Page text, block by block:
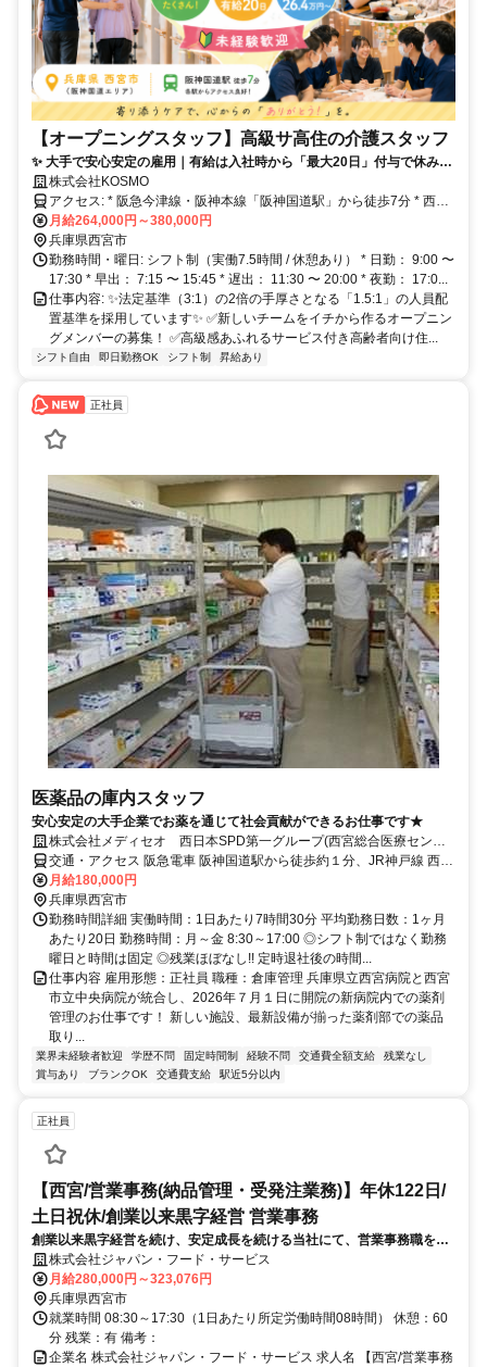
【オープニングスタッフ】高級サ高住の介護スタッフ
✨ 大手で安心安定の雇用｜有給は入社時から「最大20日」付与で休みや
すさ抜群 ✨ 月収26.4万円〜38万円＋賞与年2回（平均3.3ヶ月分） ✨ 未
経験・無資格からプロを目指せる手厚いOJT研修＆資格取得支援あり ✨
育児手当（月2万円）や住宅手当（最大3万円）など生活を支える福利厚
生が充実！
株式会社KOSMO
アクセス: * 阪急今津線・阪神本線「阪神国道駅」から徒歩7分 * 西宮
駅、今津駅、西宮北口駅、三ノ宮駅、元町駅、御影駅、甲子園駅、尼
崎駅からもアクセス抜群！ ※マイカー通勤も相談可能です◎
月給264,000円～380,000円
兵庫県西宮市
勤務時間・曜日: シフト制（実働7.5時間 / 休憩あり） * 日勤： 9:00 〜
17:30 * 早出： 7:15 〜 15:45 * 遅出： 11:30 〜 20:00 * 夜勤： 17:0...
仕事内容: ✨法定基準（3:1）の2倍の手厚さとなる「1.5:1」の人員配
置基準を採用しています✨ ✅新しいチームをイチから作るオープニン
グメンバーの募集！ ✅高級感あふれるサービス付き高齢者向け住...
シフト自由 即日勤務OK シフト制 昇給あり
正社員
医薬品の庫内スタッフ
安心安定の大手企業でお薬を通じて社会貢献ができるお仕事です★
株式会社メディセオ 西日本SPD第一グループ(西宮総合医療センタ
ー内)
交通・アクセス 阪急電車 阪神国道駅から徒歩約１分、JR神戸線 西宮
駅から徒歩約１２分
月給180,000円
兵庫県西宮市
勤務時間詳細 実働時間：1日あたり7時間30分 平均勤務日数：1ヶ月
あたり20日 勤務時間：月～金 8:30～17:00 ◎シフト制ではなく勤務
曜日と時間は固定 ◎残業ほぼなし!! 定時退社後の時間...
仕事内容 雇用形態：正社員 職種：倉庫管理 兵庫県立西宮病院と西宮
市立中央病院が統合し、2026年７月１日に開院の新病院内での薬剤
管理のお仕事です！ 新しい施設、最新設備が揃った薬剤部での薬品
取り...
業界未経験者歓迎 学歴不問 固定時間制 経験不問 交通費全額支給
残業なし
賞与あり
ブランクOK 交通費支給 駅近5分以内
正社員
【西宮/営業事務(納品管理・受発注業務)】年休122日/
土日祝休/創業以来黒字経営 営業事務
創業以来黒字経営を続け、安定成長を続ける当社にて、営業事務職をお
任せします。具体的には、日々の受発注業務や納品スケジュール管理、
売上管理など、営業活動を円滑に進めるためのサポート業務全般です。
株式会社ジャパン・フード・サービス
月給280,000円～323,076円
兵庫県西宮市
就業時間 08:30～17:30（1日あたり所定労働時間08時間） 休憩：60
分 残業：有 備考：
企業名 株式会社ジャパン・フード・サービス 求人名 【西宮/営業事務